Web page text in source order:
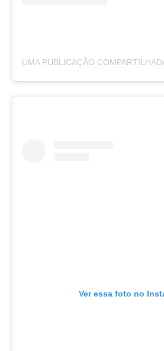
Ver essa foto no